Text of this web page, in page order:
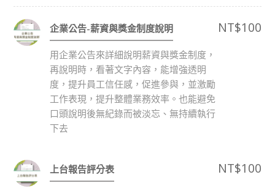
企業公告-薪資與獎金制度說明 NT$100
用企業公告來詳細說明薪資與獎金制度，
再說明時，看著文字內容，能增強透明
度，提升員工信任感，促進參與，並激勵
工作表現，提升整體業務效率。也能避免
口頭說明後無紀錄而被淡忘、無持續執行
下去
上台報告評分表 NT$100